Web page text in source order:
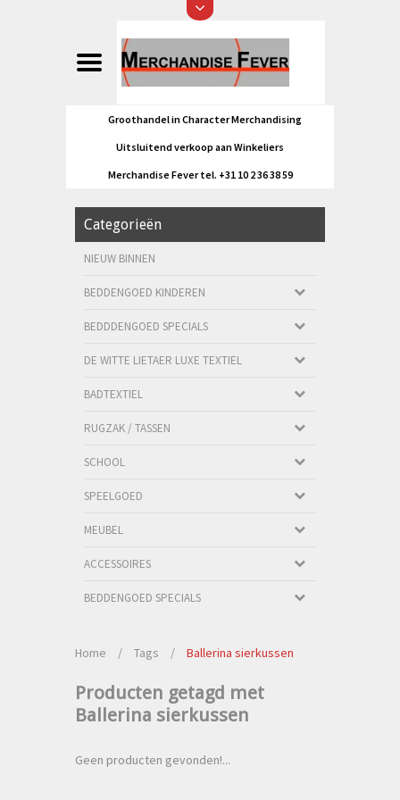
Groothandel in Character Merchandising
Uitsluitend verkoop aan Winkeliers
Merchandise Fever tel. +31 10 2 36 38 59
Categorieën
NIEUW BINNEN
BEDDENGOED KINDEREN
BEDDDENGOED SPECIALS
DE WITTE LIETAER LUXE TEXTIEL
BADTEXTIEL
RUGZAK / TASSEN
SCHOOL
SPEELGOED
MEUBEL
ACCESSOIRES
BEDDENGOED SPECIALS
Home / Tags / Ballerina sierkussen
Producten getagd met
Ballerina sierkussen
Geen producten gevonden!...